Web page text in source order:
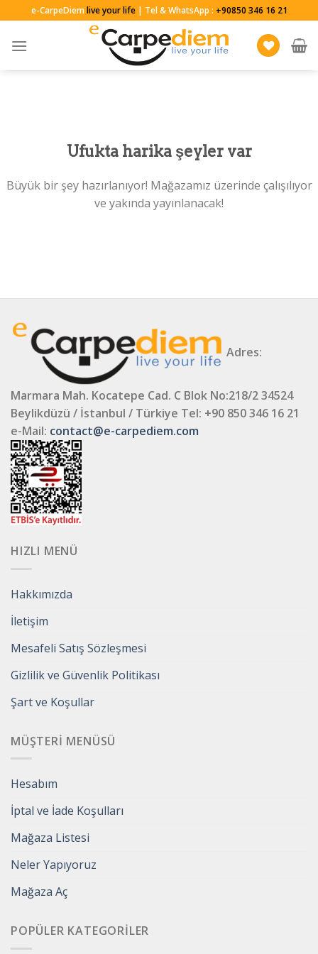
to
content
e-CarpeDiemlive your life| Tel & WhatsApp : +90850 346 16 21
Ufukta harika şeyler var
Büyük bir şey hazırlanıyor! Mağazamız üzerinde çalışılıyor
ve yakında yayınlanacak!
Adres:
Marmara Mah. Kocatepe Cad. C Blok No:218/2 34524
Beylikdüzü / İstanbul / Türkiye Tel: +90 850 346 16 21
e-Mail: contact@e-carpediem.com
HIZLI MENÜ
Hakkımızda
İletişim
Mesafeli Satış Sözleşmesi
Gizlilik ve Güvenlik Politikası
Şart ve Koşullar
MÜŞTERI MENÜSÜ
Hesabım
İptal ve İade Koşulları
Mağaza Listesi
Neler Yapıyoruz
Mağaza Aç
POPÜLER KATEGORILER